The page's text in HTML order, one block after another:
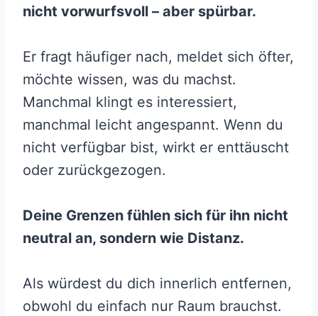
nicht vorwurfsvoll – aber spürbar.
Er fragt häufiger nach, meldet sich öfter,
möchte wissen, was du machst.
Manchmal klingt es interessiert,
manchmal leicht angespannt. Wenn du
nicht verfügbar bist, wirkt er enttäuscht
oder zurückgezogen.
Deine Grenzen fühlen sich für ihn nicht
neutral an, sondern wie Distanz.
Als würdest du dich innerlich entfernen,
obwohl du einfach nur Raum brauchst.